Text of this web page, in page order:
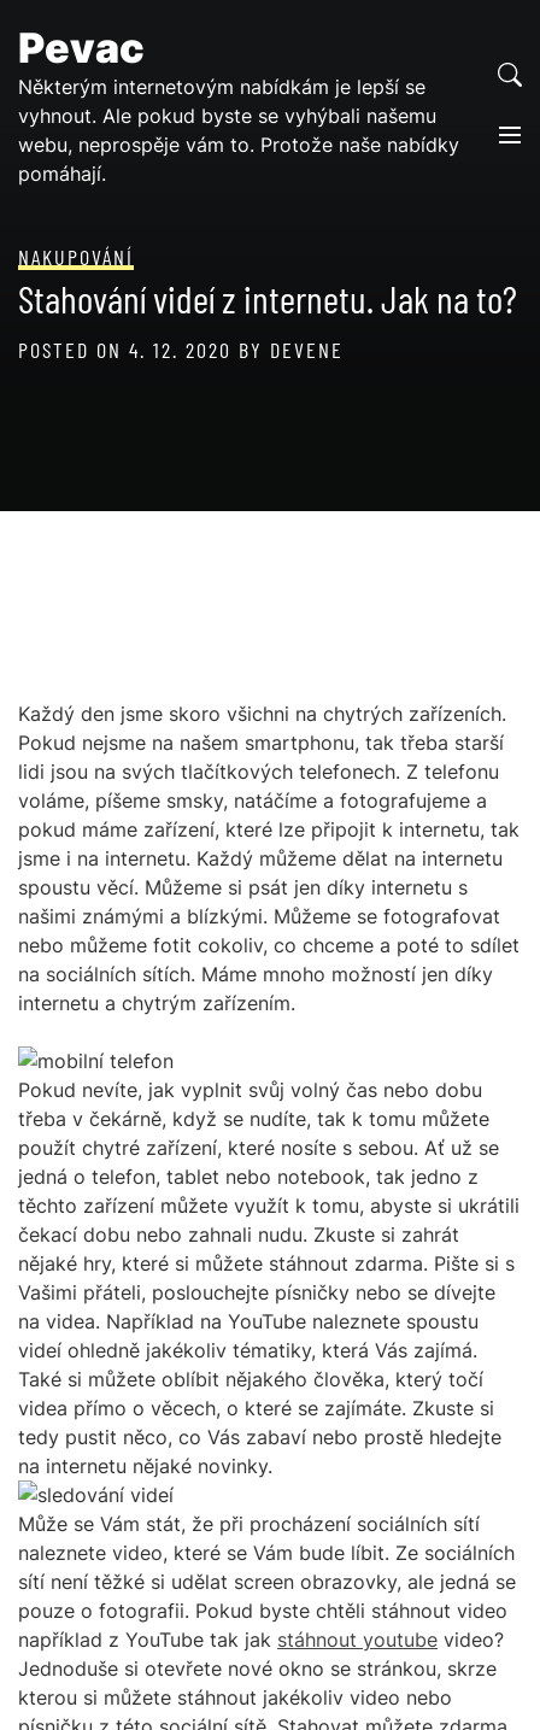
content
Pevac
Některým internetovým nabídkám je lepší se
vyhnout. Ale pokud byste se vyhýbali našemu
webu, neprospěje vám to. Protože naše nabídky
pomáhají.
NAKUPOVÁNÍ
Stahování videí z internetu. Jak na to?
POSTED ON 4. 12. 2020 BY DEVENE
Každý den jsme skoro všichni na chytrých zařízeních.
Pokud nejsme na našem smartphonu, tak třeba starší
lidi jsou na svých tlačítkových telefonech. Z telefonu
voláme, píšeme smsky, natáčíme a fotografujeme a
pokud máme zařízení, které lze připojit k internetu, tak
jsme i na internetu. Každý můžeme dělat na internetu
spoustu věcí. Můžeme si psát jen díky internetu s
našimi známými a blízkými. Můžeme se fotografovat
nebo můžeme fotit cokoliv, co chceme a poté to sdílet
na sociálních sítích. Máme mnoho možností jen díky
internetu a chytrým zařízením.
Pokud nevíte, jak vyplnit svůj volný čas nebo dobu
třeba v čekárně, když se nudíte, tak k tomu můžete
použít chytré zařízení, které nosíte s sebou. Ať už se
jedná o telefon, tablet nebo notebook, tak jedno z
těchto zařízení můžete využít k tomu, abyste si ukrátili
čekací dobu nebo zahnali nudu. Zkuste si zahrát
nějaké hry, které si můžete stáhnout zdarma. Pište si s
Vašimi přáteli, poslouchejte písničky nebo se dívejte
na videa. Například na YouTube naleznete spoustu
videí ohledně jakékoliv tématiky, která Vás zajímá.
Také si můžete oblíbit nějakého člověka, který točí
videa přímo o věcech, o které se zajímáte. Zkuste si
tedy pustit něco, co Vás zabaví nebo prostě hledejte
na internetu nějaké novinky.
Může se Vám stát, že při procházení sociálních sítí
naleznete video, které se Vám bude líbit. Ze sociálních
sítí není těžké si udělat screen obrazovky, ale jedná se
pouze o fotografii. Pokud byste chtěli stáhnout video
například z YouTube tak jak stáhnout youtube video?
Jednoduše si otevřete nové okno se stránkou, skrze
kterou si můžete stáhnout jakékoliv video nebo